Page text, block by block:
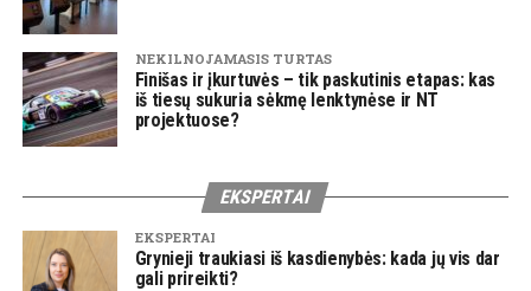
NEKILNOJAMASIS TURTAS
Finišas ir įkurtuvės – tik paskutinis etapas: kas
iš tiesų sukuria sėkmę lenktynėse ir NT
projektuose?
EKSPERTAI
EKSPERTAI
Grynieji traukiasi iš kasdienybės: kada jų vis dar
gali prireikti?